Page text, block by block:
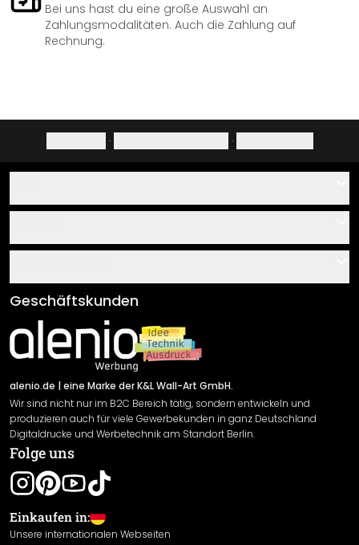
Bei uns hast du eine große Auswahl an
Zahlungsmodalitäten. Auch die Zahlung auf
Rechnung.
· ·
Über uns
Klebe- und Montageanleitungen
Newsletter An-/Abmeldung
Sendungsverfolgung
AGB
Impressum
Versand & Zahlung
Rücksendung
Widerrufsrecht
Datenschutzerklärung
Gewährleistung
Leistungserklärung / CE-Zeichen
Cookie Einstellungen
Geschäftskunden
alenio.de | eine Marke der K&L Wall-Art GmbH.
Wir sind nicht nur im B2C Bereich tätig, sondern entwickeln und
produzieren auch für viele Gewerbekunden in ganz Deutschland
Digitaldrucke und Werbetechnik am Standort Berlin.
Folge uns
Einkaufen in:
Unsere internationalen Webseiten